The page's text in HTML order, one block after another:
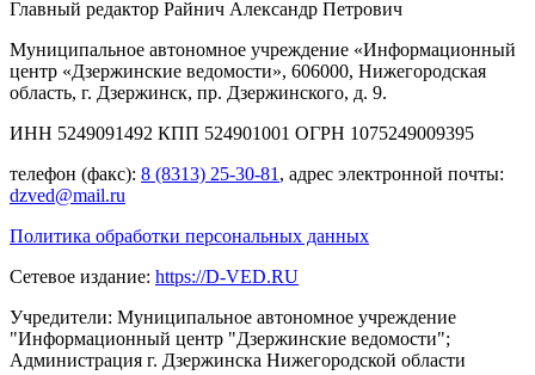
Главный редактор Райнич Александр Петрович
Муниципальное автономное учреждение «Информационный
центр «Дзержинские ведомости», 606000, Нижегородская
область, г. Дзержинск, пр. Дзержинского, д. 9.
ИНН 5249091492 КПП 524901001 ОГРН 1075249009395
телефон (факс): 8 (8313) 25-30-81 , адрес электронной почты:
dzved@mail.ru
Политика обработки персональных данных
Сетевое издание: https://D-VED.RU
Учредители: Муниципальное автономное учреждение
"Информационный центр "Дзержинские ведомости";
Администрация г. Дзержинска Нижегородской области